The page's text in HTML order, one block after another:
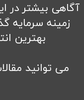
آگاهی بیشتر در
زمینه سرمایه
بهترین
می توانید